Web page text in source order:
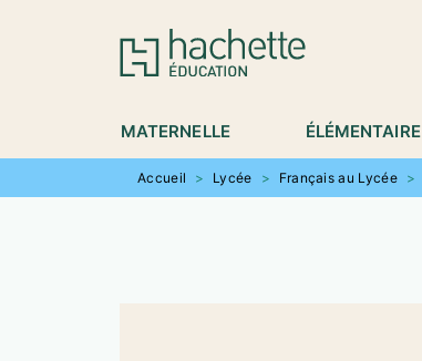
MENU RECHERCHE
MATERNELLE ÉLÉMENTAIRE
Accueil > Lycée > Français au Lycée >